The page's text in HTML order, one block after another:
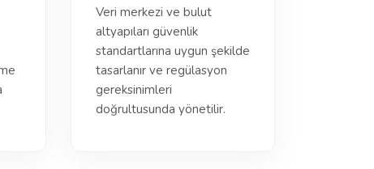
Veri merkezi ve bulut
altyapıları güvenlik
standartlarına uygun şekilde
tasarlanır ve regülasyon
gereksinimleri
doğrultusunda yönetilir.